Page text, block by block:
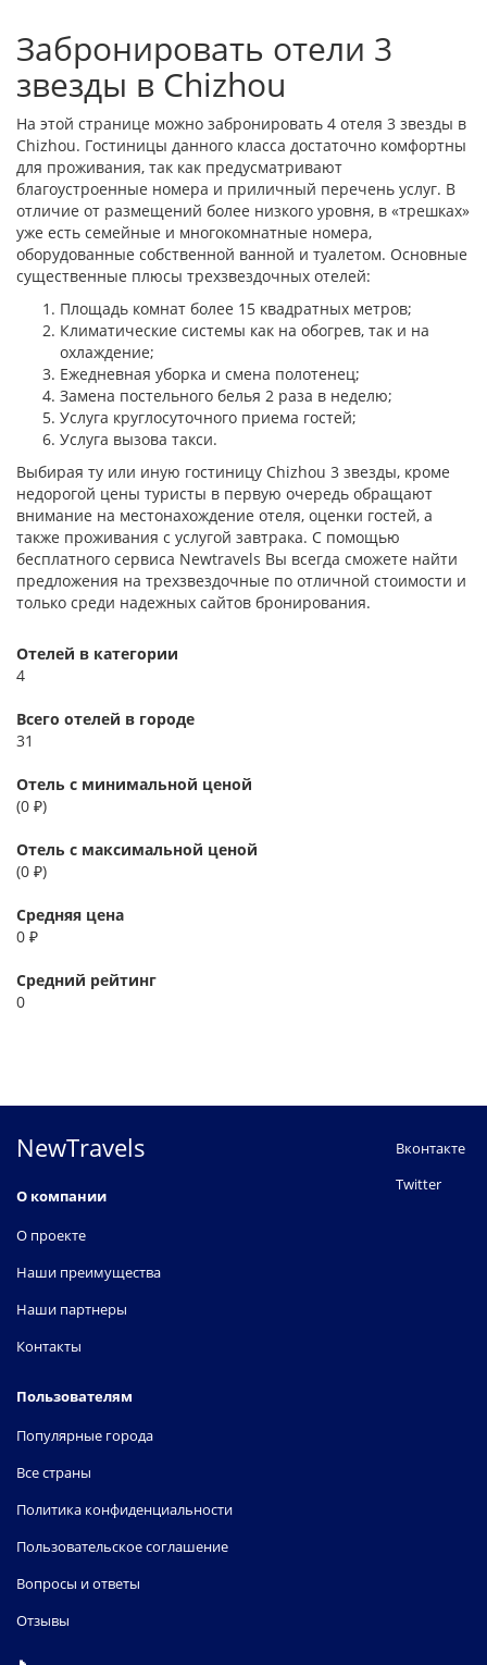
Забронировать отели 3
звезды в Chizhou
На этой странице можно забронировать 4 отеля 3 звезды в
Chizhou. Гостиницы данного класса достаточно комфортны
для проживания, так как предусматривают
благоустроенные номера и приличный перечень услуг. В
отличие от размещений более низкого уровня, в «трешках»
уже есть семейные и многокомнатные номера,
оборудованные собственной ванной и туалетом. Основные
существенные плюсы трехзвездочных отелей:
Площадь комнат более 15 квадратных метров;
Климатические системы как на обогрев, так и на
охлаждение;
Ежедневная уборка и смена полотенец;
Замена постельного белья 2 раза в неделю;
Услуга круглосуточного приема гостей;
Услуга вызова такси.
Выбирая ту или иную гостиницу Chizhou 3 звезды, кроме
недорогой цены туристы в первую очередь обращают
внимание на местонахождение отеля, оценки гостей, а
также проживания с услугой завтрака. С помощью
бесплатного сервиса Newtravels Вы всегда сможете найти
предложения на трехзвездочные по отличной стоимости и
только среди надежных сайтов бронирования.
Отелей в категории
4
Всего отелей в городе
31
Отель с минимальной ценой
(0 ₽)
Отель с максимальной ценой
(0 ₽)
Средняя цена
0 ₽
Средний рейтинг
0
NewTravels
О компании
О проекте
Наши преимущества
Наши партнеры
Контакты
Пользователям
Популярные города
Все страны
Политика конфиденциальности
Пользовательское соглашение
Вопросы и ответы
Отзывы
Вконтакте
Twitter